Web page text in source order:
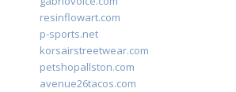
resinflowart.com
p-sports.net
korsairstreetwear.com
petshopallston.com
avenue26tacos.com